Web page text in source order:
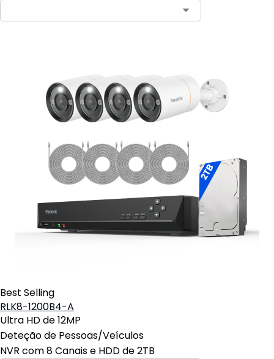
Best Selling
RLK8-1200B4-A
Ultra HD de 12MP
Deteção de Pessoas/Veículos
NVR com 8 Canais e HDD de 2TB